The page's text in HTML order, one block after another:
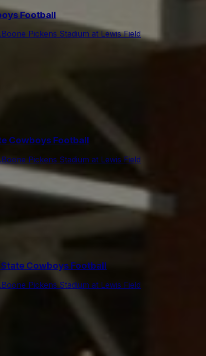
Football
Boone Pickens Stadium at Lewis Field
Cowboys Football
Boone Pickens Stadium at Lewis Field
Cowboys Football
Boone Pickens Stadium at Lewis Field